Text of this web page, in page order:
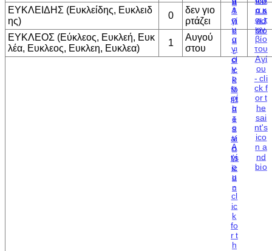
ΕΥΚΛΕΙΔΗΣ (Ευκλείδης, Ευκλειδ
ης)
0
δεν γιο
ρτάζει
ΕΥΚΛΕΟΣ (Εύκλεος, Ευκλεή, Ευκ
λέα, Ευκλεος, Ευκλεη, Ευκλεα)
1
Αυγού
στου